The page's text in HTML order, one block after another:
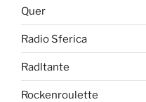
Quer
Radio Sferica
Radltante
Rockenroulette